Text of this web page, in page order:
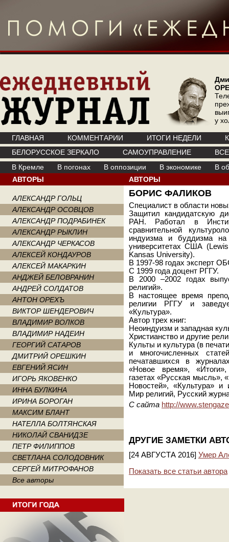
у
ГЛАВНАЯ КОММЕНТАРИИ ИТОГИ НЕДЕЛИ
БЕЛОРУССКОЕ ЗЕРКАЛО
САМОУПРАВЛЕНИЕ
В Кремле
В погонах В оппозиции В экономике
В
АВТОРЫ
АЛЕКСАНДР ГОЛЬЦ
АЛЕКСАНДР ОСОВЦОВ
АЛЕКСАНДР ПОДРАБИНЕК
АЛЕКСАНДР РЫКЛИН
АЛЕКСАНДР ЧЕРКАСОВ
АЛЕКСЕЙ КОНДАУРОВ
АЛЕКСЕЙ МАКАРКИН
АНДЖЕЙ БЕЛОВРАНИН
АНДРЕЙ СОЛДАТОВ
АНТОН ОРЕХЪ
ВИКТОР ШЕНДЕРОВИЧ
ВЛАДИМИР ВОЛКОВ
ВЛАДИМИР НАДЕИН
ГЕОРГИЙ САТАРОВ
ДМИТРИЙ ОРЕШКИН
ЕВГЕНИЙ ЯСИН
ИГОРЬ ЯКОВЕНКО
ИННА БУЛКИНА
ИРИНА БОРОГАН
МАКСИМ БЛАНТ
НАТЕЛЛА БОЛТЯНСКАЯ
НИКОЛАЙ СВАНИДЗЕ
ПЕТР ФИЛИППОВ
СВЕТЛАНА СОЛОДОВНИК
СЕРГЕЙ МИТРОФАНОВ
Все авторы
АВТОРЫ
БОРИС ФАЛИКОВ
Специалист в области
Защитил кандидатскую
РАН. Работал в
сравнительной
индуизма и буддизма
университетах США
Kansas University).
В 1997-98 годах эксперт
С 1999 года доцент РГГУ.
В 2000 –2002 годах
религий».
В настоящее время
религии РГГУ и
«Культура».
Автор трех книг:
Неоиндуизм и западная
Христианство и другие
Культы и культура (в
и многочисленных
печатавшихся в
«Новое время»,
газетах «Русская мысль»,
Новостей», «Культура» и
Мир религий, Русский
С сайта http://
ДРУГИЕ ЗАМЕТКИ
[24 АВГУСТА 2016] Умер
Показать все статьи автора